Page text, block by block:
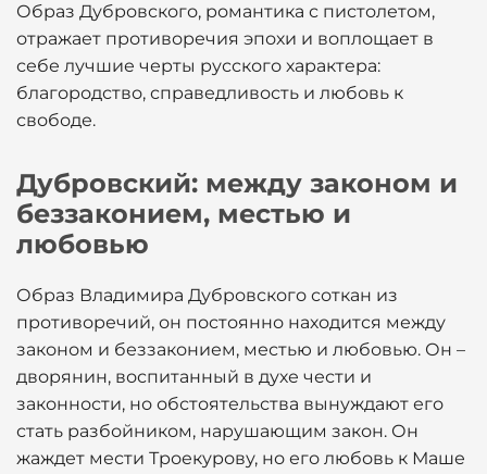
Образ Дубровского, романтика с пистолетом,
отражает противоречия эпохи и воплощает в
себе лучшие черты русского характера:
благородство, справедливость и любовь к
свободе.
Дубровский: между законом и
беззаконием, местью и
любовью
Образ Владимира Дубровского соткан из
противоречий, он постоянно находится между
законом и беззаконием, местью и любовью. Он –
дворянин, воспитанный в духе чести и
законности, но обстоятельства вынуждают его
стать разбойником, нарушающим закон. Он
жаждет мести Троекурову, но его любовь к Маше